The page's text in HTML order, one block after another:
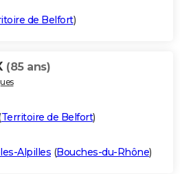
de Belfort)
(85 ans)
Territoire de Belfort)
Alpilles (Bouches-du-Rhône)